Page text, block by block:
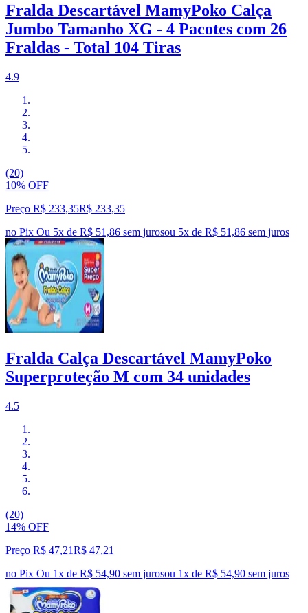
Fralda Descartável MamyPoko Calça
Jumbo Tamanho XG - 4 Pacotes com 26
Fraldas - Total 104 Tiras
4.9
(20)
10% OFF
Preço R$ 233,35R$ 233,35
no Pix Ou 5x de R$ 51,86 sem jurosou 5x de R$ 51,86 sem juros
Fralda Calça Descartável MamyPoko
Superproteção M com 34 unidades
4.5
(20)
14% OFF
Preço R$ 47,21R$ 47,21
no Pix Ou 1x de R$ 54,90 sem jurosou 1x de R$ 54,90 sem juros